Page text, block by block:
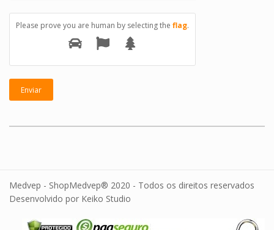
Please prove you are human by selecting the flag.
Medvep - ShopMedvep® 2020 - Todos os direitos reservados
Desenvolvido por Keiko Studio